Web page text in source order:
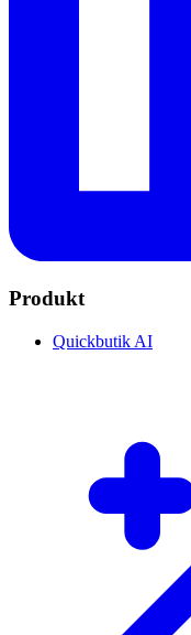
Produkt
Quickbutik AI